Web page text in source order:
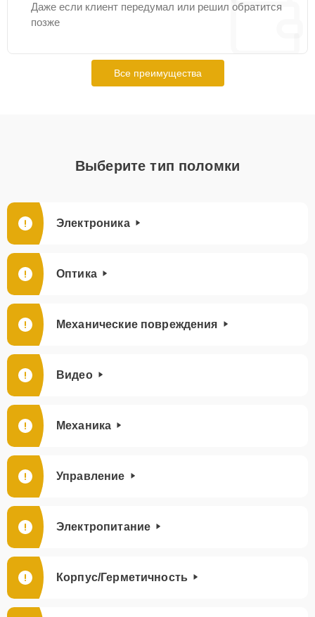
Даже если клиент передумал или решил обратится
позже
Все преимущества
Выберите тип поломки
Электроника
Оптика
Механические повреждения
Видео
Механика
Управление
Электропитание
Корпус/Герметичность